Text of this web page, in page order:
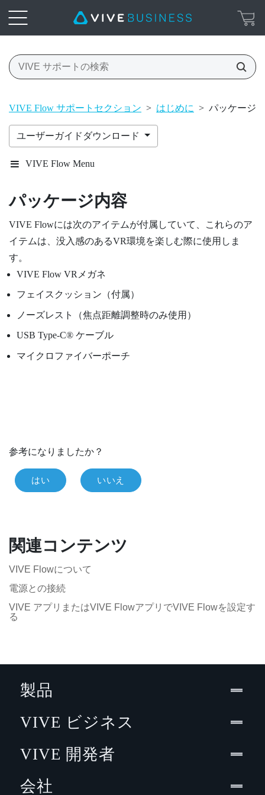
VIVE Flow サポートセクション > はじめに > パッケージ
ユーザーガイドダウンロード
VIVE Flow Menu
パッケージ内容
VIVE Flowには次のアイテムが付属していて、これらのア
イテムは、没入感のあるVR環境を楽しむ際に使用しま
す。
VIVE FlowVRメガネ
フェイスクッション（付属）
ノーズレスト（焦点距離調整時のみ使用）
USB Type-C®ケーブル
マイクロファイバーポーチ
参考になりましたか？
はい いいえ
関連コンテンツ
VIVE Flowについて
電源との接続
VIVE アプリまたはVIVE FlowアプリでVIVE Flowを設定す
る
製品
VIVE ビジネス
VIVE 開発者
会社